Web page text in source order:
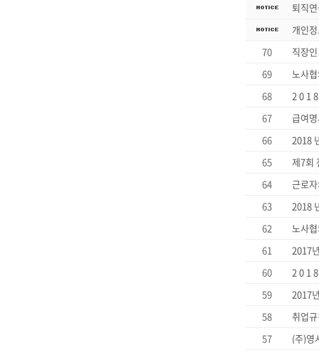
퇴직
개인
70
직장
69
노사
68
2 0 1
67
급여
66
2018
65
제7회
64
근로
63
2018
62
노사
61
2017
60
2 0 1
59
2017
58
취업
57
(주)영